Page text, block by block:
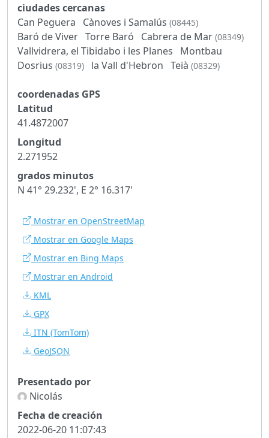
ciudades cercanas
Can Peguera
Cànoves i Samalús (08445)
Baró de Viver Torre Baró Cabrera de Mar (08349)
Vallvidrera, el Tibidabo i les Planes
Montbau
Dosrius (08319) la Vall d'Hebron Teià (08329)
coordenadas GPS
Latitud
41.4872007
Longitud
2.271952
grados minutos
N 41° 29.232', E 2° 16.317'
Mostrar en OpenStreetMap
Mostrar en Google Maps
Mostrar en Bing Maps
Mostrar en Android
KML
GPX
ITN (TomTom)
GeoJSON
Presentado por
Nicolás
Fecha de creación
2022-06-20 11:07:43